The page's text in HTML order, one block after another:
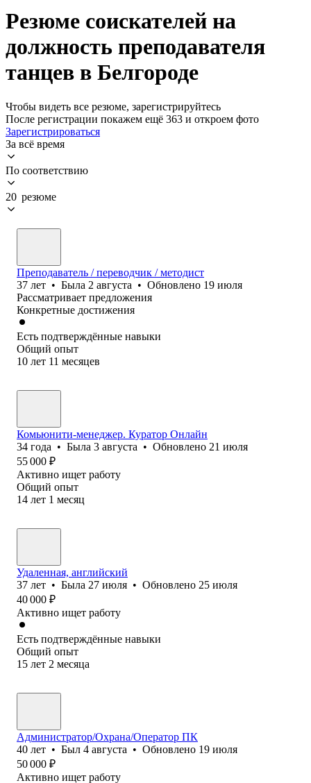
Резюме соискателей на
должность преподавателя
танцев в Белгороде
Чтобы видеть все резюме, зарегистрируйтесь
После регистрации покажем ещё 363 и откроем фото
Зарегистрироваться
За всё время
По соответствию
20 резюме
Преподаватель / переводчик / методист
37 лет • Была 2 августа • Обновлено 19 июля
Рассматривает предложения
Конкретные достижения
Есть подтверждённые навыки
Общий опыт
10 лет 11 месяцев
Комьюнити-менеджер. Куратор Онлайн
34 года • Была 3 августа • Обновлено 21 июля
55 000 ₽
Активно ищет работу
Общий опыт
14 лет 1 месяц
Удаленная, английский
37 лет • Была 27 июля • Обновлено 25 июля
40 000 ₽
Активно ищет работу
Есть подтверждённые навыки
Общий опыт
15 лет 2 месяца
Администратор/Охрана/Оператор ПК
40 лет • Был 4 августа • Обновлено 19 июля
50 000 ₽
Активно ищет работу